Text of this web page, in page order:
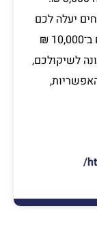
החתונה עד 5,000 אורחים יעלה לכם
החל מ־4,500 ₪ ובהתאם יכול להסתיים גם ב־10,000 ₪
לשיקולכם,